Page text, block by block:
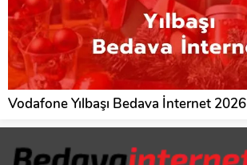
Vodafone Yılbaşı Bedava İnternet 2026